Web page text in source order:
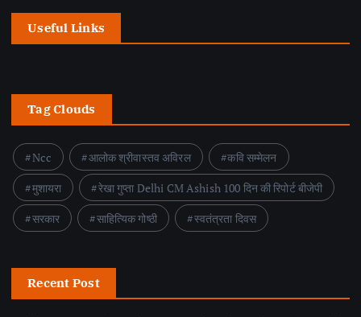
Useful Links
Tag Clouds
Ncc आलोक श्रीवास्तव अविरल
कवि सम्मेलन
मुशायरा
रेखा गुप्ता Delhi CM Ashish 100 दिन की रिपोर्ट बीजेपी
सरकार
साहित्यिक गोष्ठी स्वतंत्रता दिवस
Recent Post